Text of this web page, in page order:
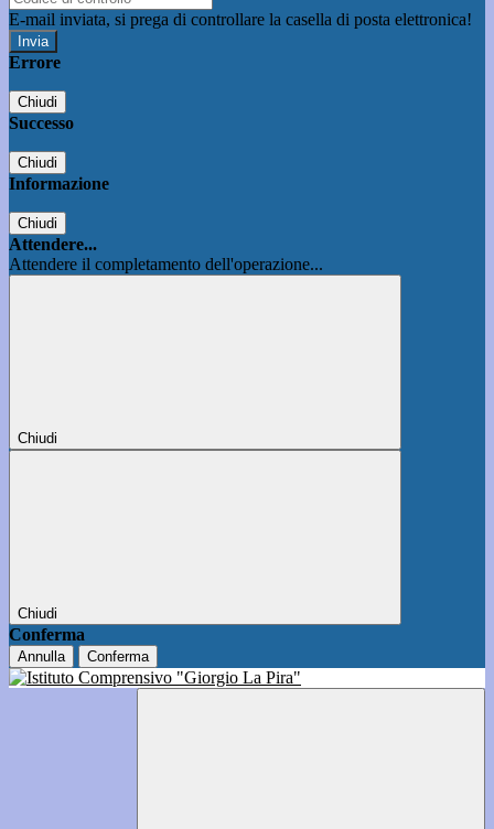
E-mail inviata, si prega di controllare la casella di posta elettronica!
Errore
Chiudi
Successo
Chiudi
Informazione
Chiudi
Attendere...
Attendere il completamento dell'operazione...
Chiudi
Chiudi
Conferma
Annulla Conferma